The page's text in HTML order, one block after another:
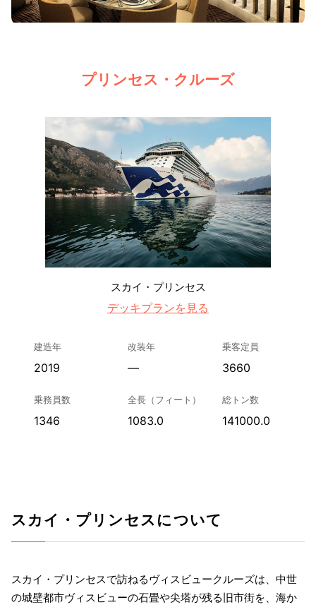
プリンセス・クルーズ
スカイ・プリンセス
デッキプランを見る
建造年
2019
改装年
—
乗客定員
3660
乗務員数
1346
全長（フィート）
1083.0
総トン数
141000.0
スカイ・プリンセスについて
スカイ・プリンセスで訪ねるヴィスビュークルーズは、中世
の城壁都市ヴィスビューの石畳や尖塔が残る旧市街を、海か